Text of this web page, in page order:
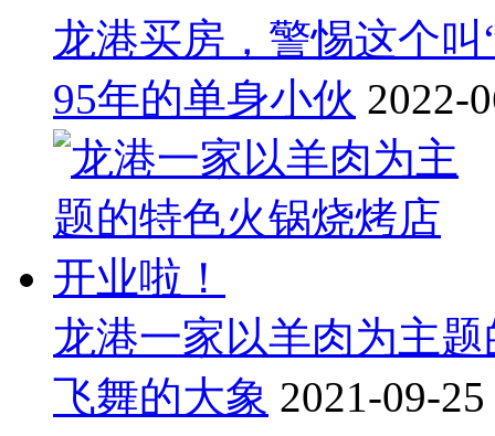
龙港买房，警惕这个
95年的单身小伙 2022-
龙港一家以羊肉为主
飞舞的大象 2021-09-25